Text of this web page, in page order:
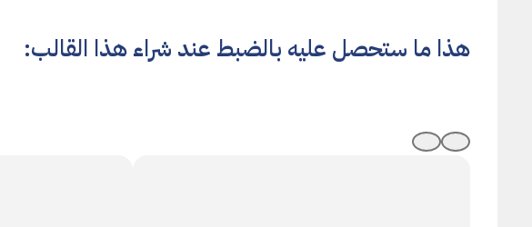
هذا ما ستحصل عليه بالضبط عند شراء هذا القالب: